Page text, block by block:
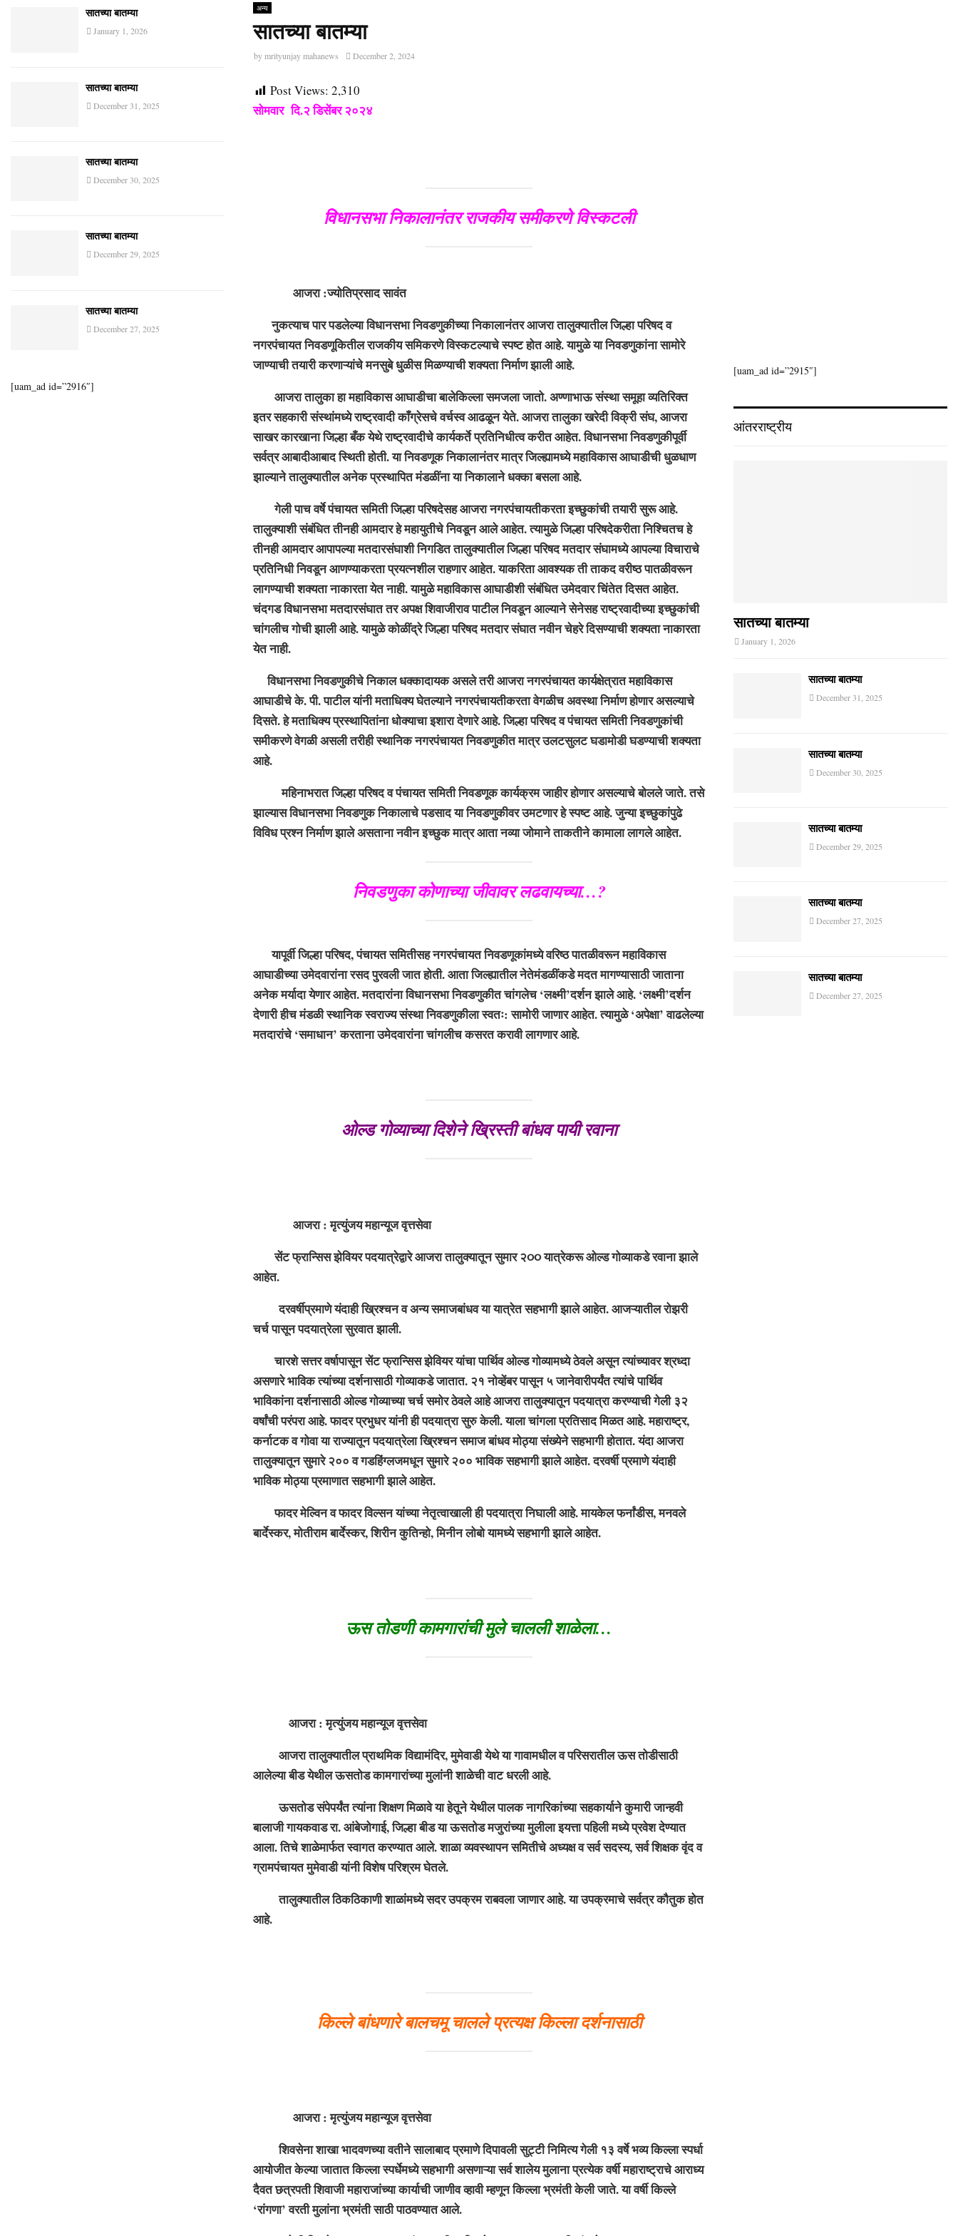
अन्य
सातच्या बातम्या
bymrityunjay mahanews December 2, 2024
Post Views: 2,310
सोमवार दि.२ डिसेंबर २०२४
विधानसभा निकालानंतर राजकीय समीकरणे विस्कटली
आजरा :ज्योतिप्रसाद सावंत
नुकत्याच पार पडलेल्या विधानसभा निवडणुकीच्या निकालानंतर आजरा तालुक्यातील जिल्हा परिषद व
नगरपंचायत निवडणूकितील राजकीय समिकरणे विस्कटल्याचे स्पष्ट होत आहे. यामुळे या निवडणुकांना सामोरे
जाण्याची तयारी करणाऱ्यांचे मनसुबे धुळीस मिळण्याची शक्यता निर्माण झाली आहे.
आजरा तालुका हा महाविकास आघाडीचा बालेकिल्ला समजला जातो. अण्णाभाऊ संस्था समूहा व्यतिरिक्त
इतर सहकारी संस्थांमध्ये राष्ट्रवादी काँग्रेसचे वर्चस्व आढळून येते. आजरा तालुका खरेदी विक्री संघ, आजरा
साखर कारखाना जिल्हा बँक येथे राष्ट्रवादीचे कार्यकर्ते प्रतिनिधीत्व करीत आहेत. विधानसभा निवडणुकीपूर्वी
सर्वत्र आबादीआबाद स्थिती होती. या निवडणूक निकालानंतर मात्र जिल्ह्यामध्ये महाविकास आघाडीची धुळधाण
झाल्याने तालुक्यातील अनेक प्रस्थापित मंडळींना या निकालाने धक्का बसला आहे.
गेली पाच वर्षे पंचायत समिती जिल्हा परिषदेसह आजरा नगरपंचायतीकरता इच्छुकांची तयारी सुरू आहे.
तालुक्याशी संबंधित तीनही आमदार हे महायुतीचे निवडून आले आहेत. त्यामुळे जिल्हा परिषदेकरीता निश्चितच हे
तीनही आमदार आपापल्या मतदारसंघाशी निगडित तालुक्यातील जिल्हा परिषद मतदार संघामध्ये आपल्या विचाराचे
प्रतिनिधी निवडून आणण्याकरता प्रयत्नशील राहणार आहेत. याकरिता आवश्यक ती ताकद वरीष्ठ पातळीवरून
लागण्याची शक्यता नाकारता येत नाही. यामुळे महाविकास आघाडीशी संबंधित उमेदवार चिंतेत दिसत आहेत.
चंदगड विधानसभा मतदारसंघात तर अपक्ष शिवाजीराव पाटील निवडून आल्याने सेनेसह राष्ट्रवादीच्या इच्छुकांची
चांगलीच गोची झाली आहे. यामुळे कोळींद्रे जिल्हा परिषद मतदार संघात नवीन चेहरे दिसण्याची शक्यता नाकारता
येत नाही.
विधानसभा निवडणुकीचे निकाल धक्कादायक असले तरी आजरा नगरपंचायत कार्यक्षेत्रात महाविकास
आघाडीचे के. पी. पाटील यांनी मताधिक्य घेतल्याने नगरपंचायतीकरता वेगळीच अवस्था निर्माण होणार असल्याचे
दिसते. हे मताधिक्य प्रस्थापितांना धोक्याचा इशारा देणारे आहे. जिल्हा परिषद व पंचायत समिती निवडणुकांची
समीकरणे वेगळी असली तरीही स्थानिक नगरपंचायत निवडणुकीत मात्र उलटसुलट घडामोडी घडण्याची शक्यता
आहे.
महिनाभरात जिल्हा परिषद व पंचायत समिती निवडणूक कार्यक्रम जाहीर होणार असल्याचे बोलले जाते. तसे
झाल्यास विधानसभा निवडणुक निकालाचे पडसाद या निवडणुकीवर उमटणार हे स्पष्ट आहे. जुन्या इच्छुकांपुढे
विविध प्रश्न निर्माण झाले असताना नवीन इच्छुक मात्र आता नव्या जोमाने ताकतीने कामाला लागले आहेत.
निवडणुका कोणाच्या जीवावर लढवायच्या…?
यापूर्वी जिल्हा परिषद, पंचायत समितीसह नगरपंचायत निवडणूकांमध्ये वरिष्ठ पातळीवरून महाविकास
आघाडीच्या उमेदवारांना रसद पुरवली जात होती. आता जिल्ह्यातील नेतेमंडळींकडे मदत मागण्यासाठी जाताना
अनेक मर्यादा येणार आहेत. मतदारांना विधानसभा निवडणुकीत चांगलेच ‘लक्ष्मी’दर्शन झाले आहे. ‘लक्ष्मी’दर्शन
देणारी हीच मंडळी स्थानिक स्वराज्य संस्था निवडणुकीला स्वतः: सामोरी जाणार आहेत. त्यामुळे ‘अपेक्षा’ वाढलेल्या
मतदारांचे ‘समाधान’ करताना उमेदवारांना चांगलीच कसरत करावी लागणार आहे.
ओल्ड गोव्याच्या दिशेने ख्रिस्ती बांधव पायी रवाना
आजरा : मृत्युंजय महान्यूज वृत्तसेवा
सेंट फ्रान्सिस झेवियर पदयात्रेद्वारे आजरा तालुक्यातून सुमार २૦૦ यात्रेकरू ओल्ड गोव्याकडे रवाना झाले
आहेत.
दरवर्षीप्रमाणे यंदाही ख्रिश्चन व अन्य समाजबांधव या यात्रेत सहभागी झाले आहेत. आजऱ्यातील रोझरी
चर्च पासून पदयात्रेला सुरवात झाली.
चारशे सत्तर वर्षापासून सेंट फ्रान्सिस झेवियर यांचा पार्थिव ओल्ड गोव्यामध्ये ठेवले असून त्यांच्यावर श्रध्दा
असणारे भाविक त्यांच्या दर्शनासाठी गोव्याकडे जातात. २१ नोव्हेंबर पासून ५ जानेवारीपर्यंत त्यांचे पार्थिव
भाविकांना दर्शनासाठी ओल्ड गोव्याच्या चर्च समोर ठेवले आहे आजरा तालुक्यातून पदयात्रा करण्याची गेली ३२
वर्षांची परंपरा आहे. फादर प्रभुधर यांनी ही पदयात्रा सुरु केली. याला चांगला प्रतिसाद मिळत आहे. महाराष्ट्र,
कर्नाटक व गोवा या राज्यातून पदयात्रेला ख्रिश्चन समाज बांधव मोठ्या संख्येने सहभागी होतात. यंदा आजरा
तालुक्यातून सुमारे २०० व गडहिंग्लजमधून सुमारे २०० भाविक सहभागी झाले आहेत. दरवर्षी प्रमाणे यंदाही
भाविक मोठ्या प्रमाणात सहभागी झाले आहेत.
फादर मेल्विन व फादर विल्सन यांच्या नेतृत्वाखाली ही पदयात्रा निघाली आहे. मायकेल फर्नांडीस, मनवले
बार्देस्कर, मोतीराम बार्देस्कर, शिरीन कुतिन्हो, मिनीन लोबो यामध्ये सहभागी झाले आहेत.
ऊस तोडणी कामगारांची मुले चालली शाळेला…
आजरा : मृत्युंजय महान्यूज वृत्तसेवा
आजरा तालुक्यातील प्राथमिक विद्यामंदिर, मुमेवाडी येथे या गावामधील व परिसरातील ऊस तोडीसाठी
आलेल्या बीड येथील ऊसतोड कामगारांच्या मुलांनी शाळेची वाट धरली आहे.
ऊसतोड संपेपर्यंत त्यांना शिक्षण मिळावे या हेतूने येथील पालक नागरिकांच्या सहकार्याने कुमारी जान्हवी
बालाजी गायकवाड रा. आंबेजोगाई, जिल्हा बीड या ऊसतोड मजुरांच्या मुलीला इयत्ता पहिली मध्ये प्रवेश देण्यात
आला. तिचे शाळेमार्फत स्वागत करण्यात आले. शाळा व्यवस्थापन समितीचे अध्यक्ष व सर्व सदस्य, सर्व शिक्षक वृंद व
ग्रामपंचायत मुमेवाडी यांनी विशेष परिश्रम घेतले.
तालुक्यातील ठिकठिकाणी शाळांमध्ये सदर उपक्रम राबवला जाणार आहे. या उपक्रमाचे सर्वत्र कौतुक होत
आहे.
किल्ले बांधणारे बालचमू चालले प्रत्यक्ष किल्ला दर्शनासाठी
आजरा : मृत्युंजय महान्यूज वृत्तसेवा
शिवसेना शाखा भादवणच्या वतीने सालाबाद प्रमाणे दिपावली सुट्टी निमित्य गेली १३ वर्षे भव्य किल्ला स्पर्धा
आयोजीत केल्या जातात किल्ला स्पर्धेमध्ये सहभागी असणाऱ्या सर्व शालेय मुलाना प्रत्येक वर्षी महाराष्ट्राचे आराध्य
दैवत छत्रपती शिवाजी महाराजांच्या कार्याची जाणीव व्हावी म्हणून किल्ला भ्रमंती केली जाते. या वर्षी किल्ले
‘रांगणा’ वरती मुलांना भ्रमंती साठी पाठवण्यात आले.
सातच्या बातम्या
January 1, 2026
सातच्या बातम्या
December 31, 2025
सातच्या बातम्या
December 30, 2025
सातच्या बातम्या
December 29, 2025
सातच्या बातम्या
December 27, 2025
[uam_ad id=”2916″]
[uam_ad id=”2915″]
आंतरराष्ट्रीय
सातच्या बातम्या
January 1, 2026
सातच्या बातम्या
December 31, 2025
सातच्या बातम्या
December 30, 2025
सातच्या बातम्या
December 29, 2025
सातच्या बातम्या
December 27, 2025
सातच्या बातम्या
December 27, 2025